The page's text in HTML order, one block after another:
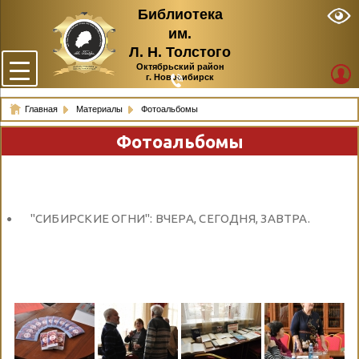
Библиотека
им.
Л. Н. Толстого
Октябрьский район
г. Новосибирск
Главная Материалы Фотоальбомы
Фотоальбомы
"СИБИРСКИЕ ОГНИ": ВЧЕРА, СЕГОДНЯ, ЗАВТРА.